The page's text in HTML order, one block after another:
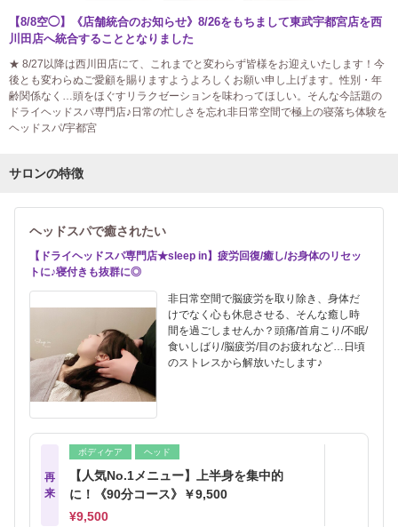
【8/8空◯】《店舗統合のお知らせ》8/26をもちまして東武宇都宮店を西
川田店へ統合することとなりました
★ 8/27以降は西川田店にて、これまでと変わらず皆様をお迎えいたします！今
後とも変わらぬご愛顧を賜りますようよろしくお願い申し上げます。性別・年
齢関係なく…頭をほぐすリラクゼーションを味わってほしい。そんな今話題の
ドライヘッドスパ専門店♪日常の忙しさを忘れ非日常空間で極上の寝落ち体験を
ヘッドスパ/宇都宮
サロンの特徴
ヘッドスパで癒されたい
【ドライヘッドスパ専門店★sleep in】疲労回復/癒し/お身体のリセッ
トに♪寝付きも抜群に◎
非日常空間で脳疲労を取り除き、身体だ
けでなく心も休息させる、そんな癒し時
間を過ごしませんか？頭痛/首肩こり/不眠/
食いしばり/脳疲労/目のお疲れなど…日頃
のストレスから解放いたします♪
再
来
ボディケア ヘッド
【人気No.1メニュー】上半身を集中的
に！《90分コース》￥9,500
¥9,500